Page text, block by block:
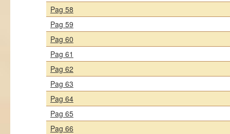
Pag 58
Pag 59
Pag 60
Pag 61
Pag 62
Pag 63
Pag 64
Pag 65
Pag 66